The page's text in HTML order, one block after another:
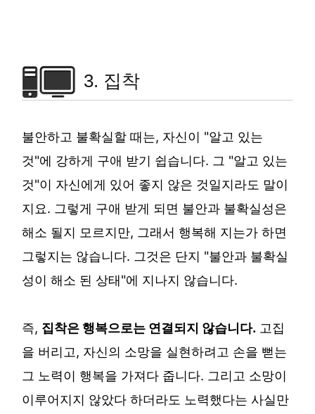
3. 집착
불안하고 불확실할 때는, 자신이 "알고 있는
것"에 강하게 구애 받기 쉽습니다. 그 "알고 있는
것"이 자신에게 있어 좋지 않은 것일지라도 말이
지요. 그렇게 구애 받게 되면 불안과 불확실성은
해소 될지 모르지만, 그래서 행복해 지는가 하면
그렇지는 않습니다. 그것은 단지 "불안과 불확실
성이 해소 된 상태"에 지나지 않습니다.
즉, 집착은 행복으로는 연결되지 않습니다. 고집
을 버리고, 자신의 소망을 실현하려고 손을 뻗는
그 노력이 행복을 가져다 줍니다. 그리고 소망이
이루어지지 않았다 하더라도 노력했다는 사실만